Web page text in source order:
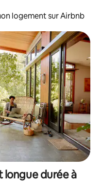
logement sur Airbnb
longue durée à